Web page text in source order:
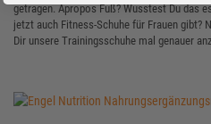
getragen. Apropos Fuß? Wusstest Du das
jetzt auch Fitness-Schuhe für Frauen gibt?
Dir unsere Trainingsschuhe mal genauer